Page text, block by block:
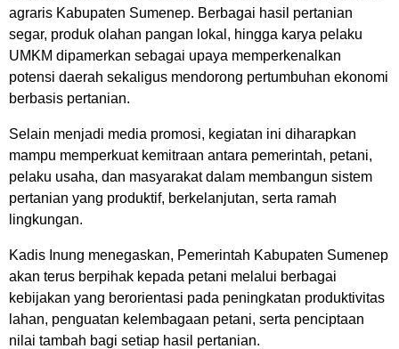
agraris Kabupaten Sumenep. Berbagai hasil pertanian
segar, produk olahan pangan lokal, hingga karya pelaku
UMKM dipamerkan sebagai upaya memperkenalkan
potensi daerah sekaligus mendorong pertumbuhan ekonomi
berbasis pertanian.
Selain menjadi media promosi, kegiatan ini diharapkan
mampu memperkuat kemitraan antara pemerintah, petani,
pelaku usaha, dan masyarakat dalam membangun sistem
pertanian yang produktif, berkelanjutan, serta ramah
lingkungan.
Kadis Inung menegaskan, Pemerintah Kabupaten Sumenep
akan terus berpihak kepada petani melalui berbagai
kebijakan yang berorientasi pada peningkatan produktivitas
lahan, penguatan kelembagaan petani, serta penciptaan
nilai tambah bagi setiap hasil pertanian.